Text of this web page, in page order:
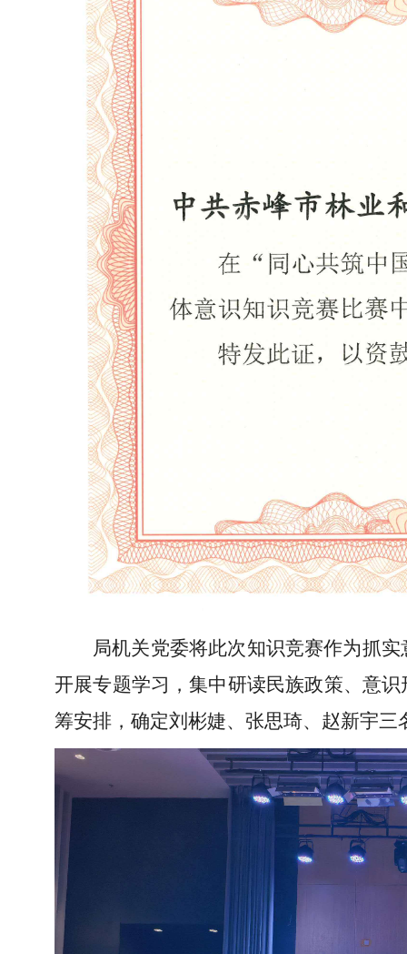
局机关党委将此次知识竞赛作为抓
开展专题学习，集中研读民族政策、意
筹安排，确定刘彬婕、张思琦、赵新宇三